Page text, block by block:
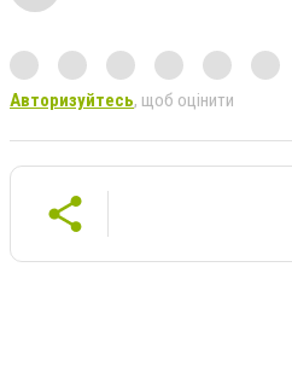
Авторизуйтесь, щоб оцінити